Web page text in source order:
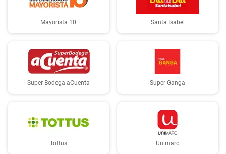
Mayorista 10 Santa Isabel
Super Bodega aCuenta Super Ganga
Tottus Unimarc